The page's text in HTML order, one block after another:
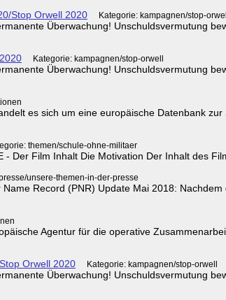
Stop Orwell 2020
Kategorie: kampagnen/stop-
Überwachung! Unschuldsvermutung
Kategorie: kampagnen/stop-orwell
Überwachung! Unschuldsvermutung
es sich um eine europäische Datenbank
themen/schule-ohne-militaer
- Der Film Inhalt Die Motivation Der Inhalt des
unsere-themen-in-der-presse
Record (PNR) Update Mai 2018:
Agentur für die operative
Orwell 2020
Kategorie: kampagnen/stop-orwell
Überwachung! Unschuldsvermutung